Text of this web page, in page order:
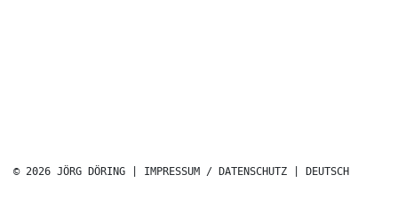
© 2026 JÖRG DÖRING | IMPRESSUM / DATENSCHUTZ DEUTSCH